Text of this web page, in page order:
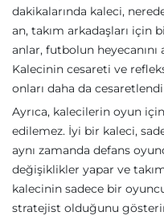
dakikalarında kaleci,
an, takım arkadaşları için
anlar, futbolun
Kalecinin cesareti ve
onları daha da
Ayrıca, kalecilerin oyun
edilemez. İyi bir kaleci,
aynı zamanda defans
değişiklikler yapar ve
kalecinin sadece bir
stratejist olduğunu